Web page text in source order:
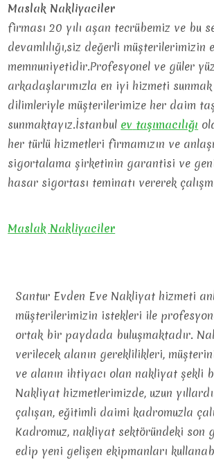
Maslak Nakliyaciler
firması 20 yılı aşan tecrübemiz ve bu
devamlılığı,siz değerli müşterilerimizin
memnuniyetidir.Profesyonel ve güler
arkadaşlarımızla en iyi hizmeti
dilimleriyle müşterilerimize her daim
sunmaktayız.İstanbul ev taşımacılığı
her türlü hizmetleri firmamızın ve
sigortalama şirketinin garantisi ve
hasar sigortası teminatı vererek
Maslak Nakliyaciler
Santur Evden Eve Nakliyat hizmeti
müşterilerimizin istekleri ile
ortak bir paydada buluşmaktadır.
verilecek alanın gereklilikleri,
ve alanın ihtiyacı olan nakliyat şekli
Nakliyat hizmetlerimizde, uzun
çalışan, eğitimli daimi kadromuzla
Kadromuz, nakliyat sektöründeki son
edip yeni gelişen ekipmanları